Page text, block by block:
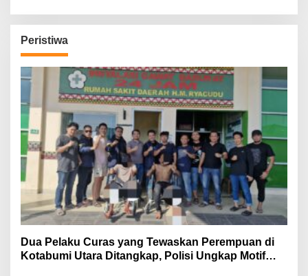
Peristiwa
Dua Pelaku Curas yang Tewaskan Perempuan di
Kotabumi Utara Ditangkap, Polisi Ungkap Motif